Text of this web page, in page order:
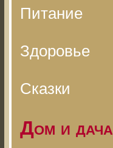
Питание
Здоровье
Сказки
Дом и дача